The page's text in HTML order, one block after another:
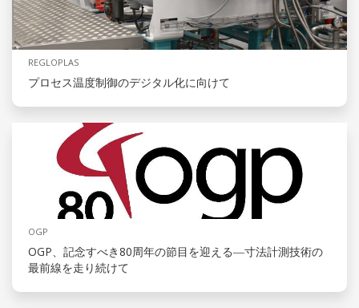
REGLOPLAS
プロセス温度制御のデジタル化に向けて
OGP
OGP、記念すべき80周年の節目を迎える―寸法計測技術の
最前線を走り続けて